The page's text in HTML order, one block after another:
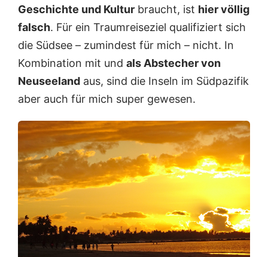
Geschichte und Kultur braucht, ist hier völlig
falsch. Für ein Traumreiseziel qualifiziert sich
die Südsee – zumindest für mich – nicht. In
Kombination mit und als Abstecher von
Neuseeland aus, sind die Inseln im Südpazifik
aber auch für mich super gewesen.